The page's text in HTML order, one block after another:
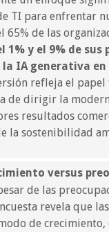
TI para enfrentar
65% de las
1% y el 9% de sus
IA generativa en
refleja el
de dirigir la
resultados
la sostenibilidad
versus
de las
revela que
de crecimiento,